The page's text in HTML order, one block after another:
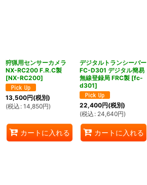
狩猟用センサーカメラ
NX-RC200 F.R.C製
[NX-RC200]
13,500円(税別)
(税込 : 14,850円)
カートに入れる
デジタルトランシーバー
FC-D301 デジタル簡易
無線登録局 FRC製 [fc-
d301]
22,400円(税別)
(税込 : 24,640円)
カートに入れる